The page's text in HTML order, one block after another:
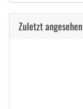
Zuletzt angesehen